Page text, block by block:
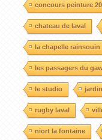
concours peinture
chateau de laval
la chapelle rainsouin
les passagers du
le studio
rugby laval
niort la fontaine